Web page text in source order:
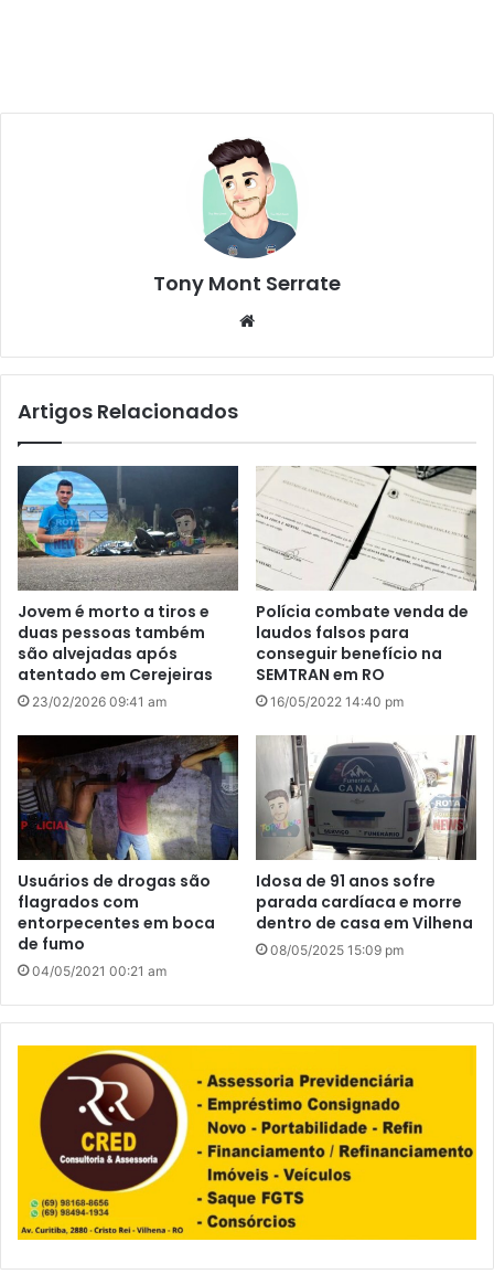
Tony Mont Serrate
te
Artigos Relacionados
Jovem é morto a tiros e
duas pessoas também
são alvejadas após
atentado em Cerejeiras
23/02/2026 09:41 am
Polícia combate venda de
laudos falsos para
conseguir benefício na
SEMTRAN em RO
16/05/2022 14:40 pm
Usuários de drogas são
flagrados com
entorpecentes em boca
de fumo
04/05/2021 00:21 am
Idosa de 91 anos sofre
parada cardíaca e morre
dentro de casa em Vilhena
08/05/2025 15:09 pm